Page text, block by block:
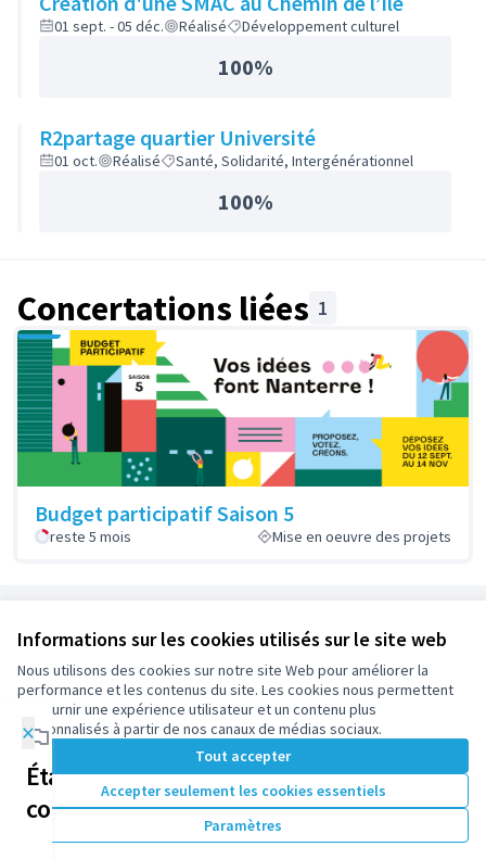
Informations sur les cookies utilisés sur le site web
Nous utilisons des cookies sur notre site Web pour améliorer la
performance et les contenus du site. Les cookies nous permettent
de fournir une expérience utilisateur et un contenu plus
personnalisés à partir de nos canaux de médias sociaux.
Tout accepter
Accepter seulement les cookies essentiels
Paramètres
01 sept. - 05 déc. Réalisé Développement culturel
100%
R2partage quartier Université
01 oct. Réalisé Santé, Solidarité, Intergénérationnel
100%
Concertations liées 1
Budget participatif Saison 5
reste 5 mois Mise en oeuvre des projets
Conditions d'utilisation
Paramètres des cookies
participez.nanterre.fr sur X
(Lien externe)
participez.nanterre.fr sur Facebook
participez.nanterre.fr sur Instagram
participez.nanterre.fr sur YouTube
(Lien externe)
participez.nanterre.fr sur GitHub
(Lien externe)
Site réalisé grâce aulogiciel libre Decidim .
Licence
(Lien
×
Étapes de la
concertation